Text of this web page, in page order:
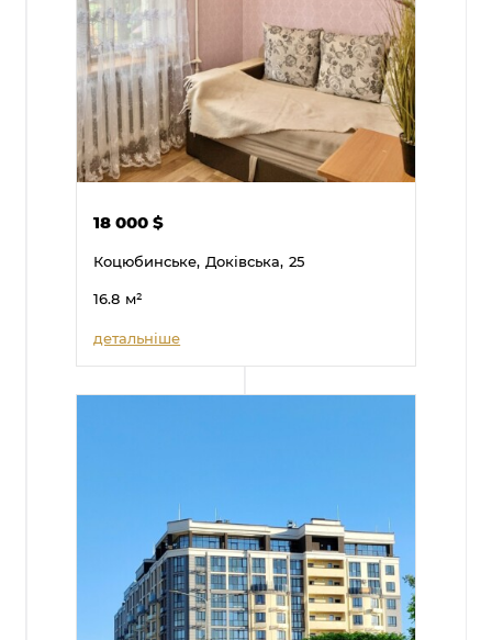
18 000$
Коцюбинське, Доківська, 25
16.8 м²
детальніше